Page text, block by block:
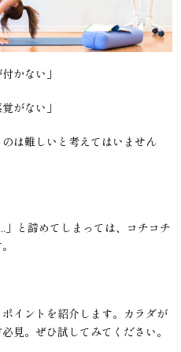
かない」
がない」
は難しいと考えてはいません
」と諦めてしまっては、コチコチ
イントを紹介します。カラダが
見。ぜひ試してみてください。